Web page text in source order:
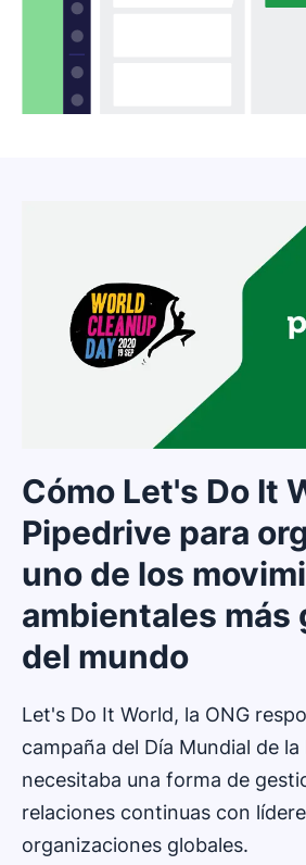
Mantén a los presidentes informados
actividades de recaudación de fondos
personalizados según los datos para
interactúan con los miembros, con
Cómo Let's Do It
Pipedrive para
uno de los
ambientales más
del mundo
Let's Do It World, la ONG
campaña del Día Mundial de la
necesitaba una forma de
relaciones continuas con
organizaciones globales.